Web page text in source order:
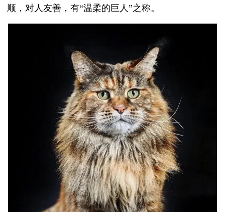
顺，对人友善，有“温柔的巨人”之称。